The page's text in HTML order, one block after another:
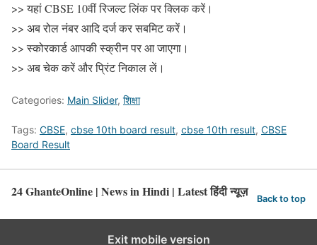
>> यहां CBSE 10वीं रिजल्ट लिंक पर क्लिक करें।
>> अब रोल नंबर आदि दर्ज कर सबमिट करें।
>> स्कोरकार्ड आपकी स्क्रीन पर आ जाएगा।
>> अब चेक करें और प्रिंट निकाल लें।
Categories: Main Slider, शिक्षा
Tags: CBSE, cbse 10th board result, cbse 10th result, CBSE
Board Result
24 GhanteOnline | News in Hindi | Latest हिंदी न्यूज़ Back to top
Exit mobile version